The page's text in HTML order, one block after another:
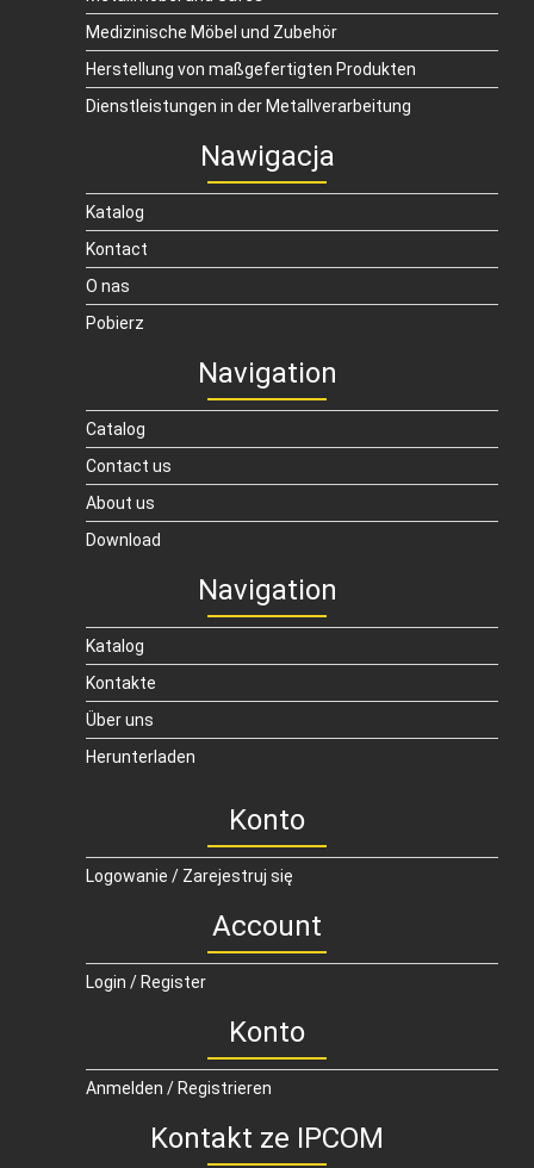
Medizinische Möbel und Zubehör
Herstellung von maßgefertigten Produkten
Dienstleistungen in der Metallverarbeitung
Nawigacja
Katalog
Kontact
O nas
Pobierz
Navigation
Catalog
Contact us
About us
Download
Navigation
Katalog
Kontakte
Über uns
Herunterladen
Konto
Logowanie / Zarejestruj się
Account
Login / Register
Konto
Anmelden / Registrieren
Kontakt ze IPCOM